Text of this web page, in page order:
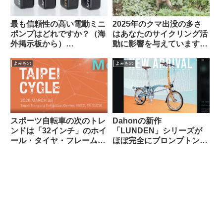
最も信頼性の高い電動ミニ
ポンプはどれですか？（海
外掲示板から）
Silca / Fanttik / Trek /
Fumpa Pumpa】
2025年のクマ出没の多さ
はあなたのサイクリング活
動に影響を与えています
チ考察）
よみもの
スポーツ自転車の次のトレ
ンドは「32インチ」のホイ
ール・タイヤ・フレームに
よみもの
Dahonの新作
「LUNDEN」シリーズが
ほぼ完全にブロンプトンな